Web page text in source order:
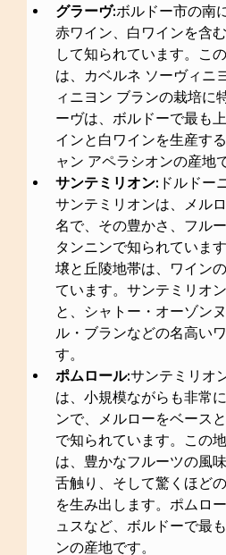
グラーヴ:ボルドー市の南
赤ワイン、白ワインを含
して知られています。こ
は、カベルネ ソーヴィニ
ィニヨン ブランの栽培に
ーヴは、ボルドーで最も
インと白ワインを生産す
ャン アペラシオンの産地
サンテミリオン: ドルドー
サンテミリオンは、メル
名で、その豊かさ、フル
タンニンで知られていま
壌と丘陵地帯は、ワイン
ています。サンテミリオ
と、シャトー・オーゾン
ル・ブランなどの名高い
す。
ポムロール:サンテミリオ
は、小規模ながらも非常
ンで、メルローをベース
で知られています。この
は、豊かなフルーツの風
舌触り、そして驚くほど
を生み出します。ポムロ
ュスなど、ボルドーで最
ンの産地です。